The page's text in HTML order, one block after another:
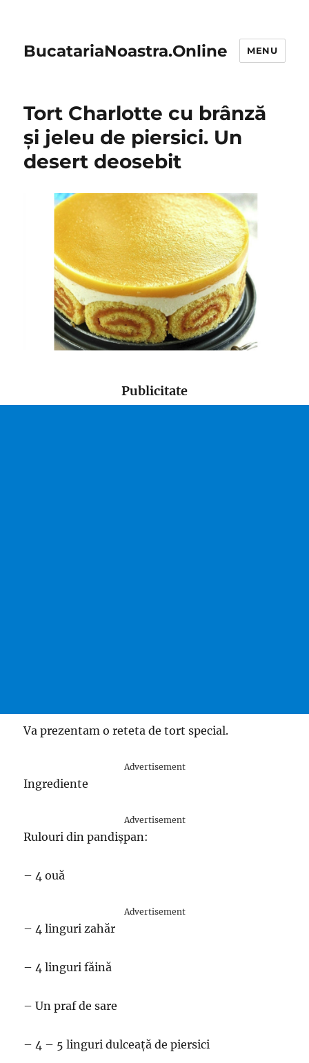
BucatariaNoastra.Online MENU
Tort Charlotte cu brânză
și jeleu de piersici. Un
desert deosebit
Publicitate
Va prezentam o reteta de tort special.
Advertisement
Ingrediente
Advertisement
Rulouri din pandișpan:
– 4 ouă
Advertisement
– 4 linguri zahăr
– 4 linguri făină
– Un praf de sare
– 4 – 5 linguri dulceață de piersici